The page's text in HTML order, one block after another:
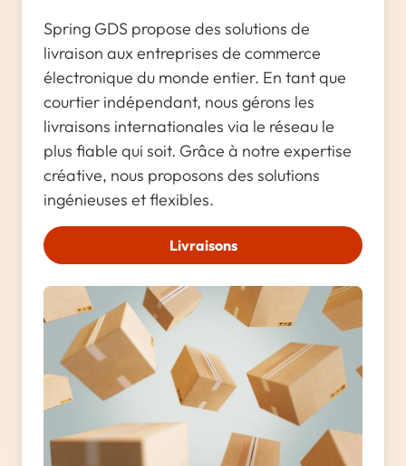
Spring GDS propose des solutions de
livraison aux entreprises de commerce
électronique du monde entier. En tant que
courtier indépendant, nous gérons les
livraisons internationales via le réseau le
plus fiable qui soit. Grâce à notre expertise
créative, nous proposons des solutions
ingénieuses et flexibles.
Livraisons